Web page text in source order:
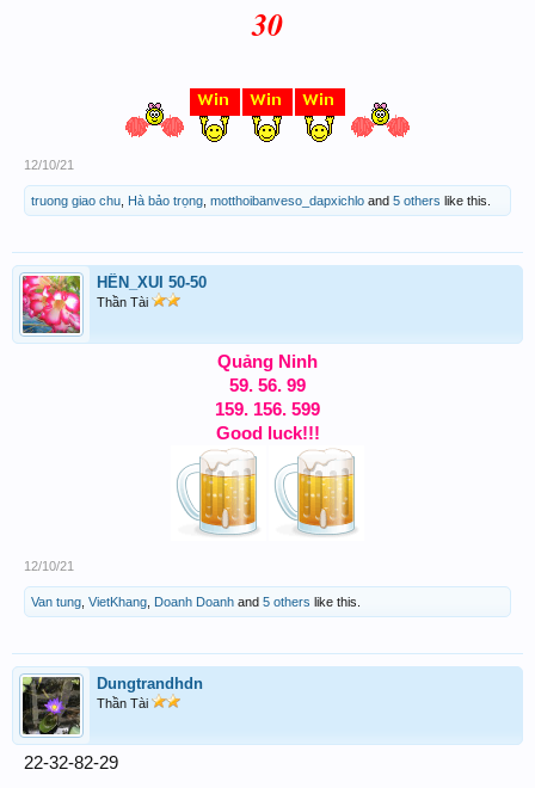
30
12/10/21
truong giao chu Hà bảo trọng motthoibanveso_dapxichlo and 5 others like this.
HÊN_XUI 50-50
Thần Tài
Quảng Ninh
59. 56. 99
159. 156. 599
Good luck!!!
12/10/21
Van tung VietKhang Doanh Doanh and 5 others like this.
Dungtrandhdn
Thần Tài
22-32-82-29